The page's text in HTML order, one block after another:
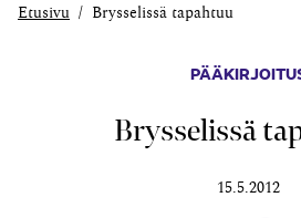
Etusivu Brysselissä tapahtuu
Brysselissä
15.5.2012